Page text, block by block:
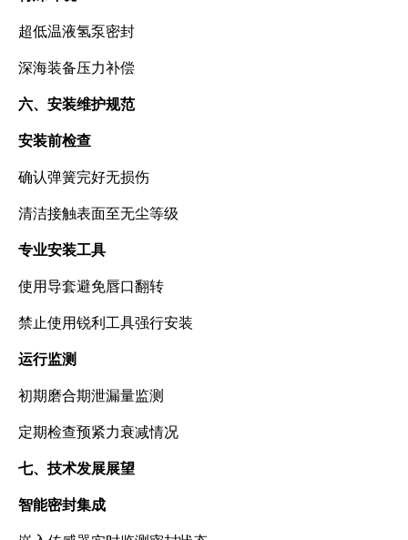
超低温液氢泵密封
深海装备压力补偿
六、安装维护规范
安装前检查
确认弹簧完好无损伤
清洁接触表面至无尘等级
专业安装工具
使用导套避免唇口翻转
禁止使用锐利工具强行安装
运行监测
初期磨合期泄漏量监测
定期检查预紧力衰减情况
七、技术发展展望
智能密封集成